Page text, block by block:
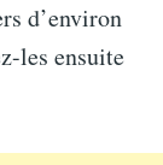
d’environ
les ensuite